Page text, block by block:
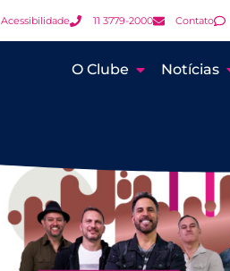
Acessibilidade 11 3779-2000 Contato
O Clube Notícias